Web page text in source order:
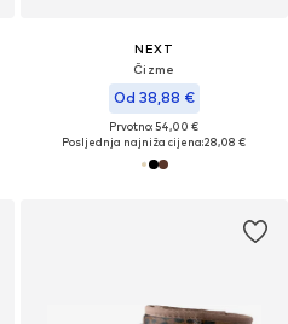
NEXT
Čizme
Od 38,88 €
Prvotno: 54,00 €
Posljednja najniža cijena:28,08 €